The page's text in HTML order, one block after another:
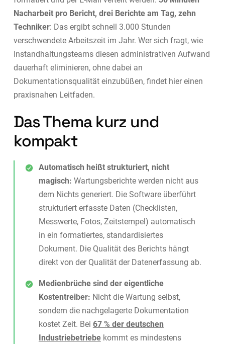
Nacharbeit pro Bericht, drei Berichte am Tag, zehn
Techniker: Das ergibt schnell 3.000 Stunden
verschwendete Arbeitszeit im Jahr. Wer sich fragt, wie
Instandhaltungsteams diesen administrativen Aufwand
dauerhaft eliminieren, ohne dabei an
Dokumentationsqualität einzubüßen, findet hier einen
praxisnahen Leitfaden.
Das Thema kurz und
kompakt
Automatisch heißt strukturiert, nicht
magisch: Wartungsberichte werden nicht aus
dem Nichts generiert. Die Software überführt
strukturiert erfasste Daten (Checklisten,
Messwerte, Fotos, Zeitstempel) automatisch
in ein formatiertes, standardisiertes
Dokument. Die Qualität des Berichts hängt
direkt von der Qualität der Datenerfassung ab.
Medienbrüche sind der eigentliche
Kostentreiber: Nicht die Wartung selbst,
sondern die nachgelagerte Dokumentation
kostet Zeit. Bei 67 % der deutschen
Industriebetriebekommt es mindestens